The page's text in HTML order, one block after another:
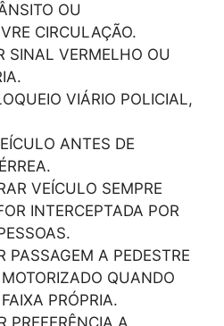
OU
CIRCULAÇÃO.
SINAL VERMELHO OU
VIÁRIO POLICIAL,
ANTES DE
VEÍCULO SEMPRE
INTERCEPTADA POR
PASSAGEM A PEDESTRE
QUANDO
PRÓPRIA.